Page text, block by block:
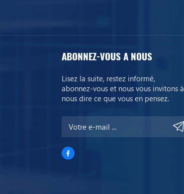
ABONNEZ-VOUS A NOUS
Lisez la suite, restez informé,
abonnez-vous et nous vous invitons à
nous dire ce que vous en pensez.